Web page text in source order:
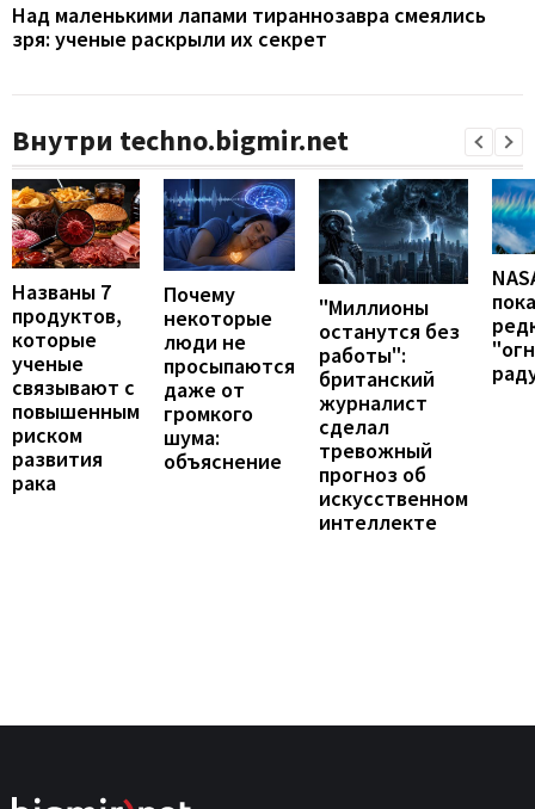
Над маленькими лапами тираннозавра смеялись
зря: ученые раскрыли их секрет
Внутри techno.bigmir.net
Названы 7
продуктов,
которые
ученые
связывают с
повышенным
риском
развития
рака
Почему
некоторые
люди не
просыпаются
даже от
громкого
шума:
объяснение
"Миллионы
останутся без
работы":
британский
журналист
сделал
тревожный
прогноз об
искусственном
интеллекте